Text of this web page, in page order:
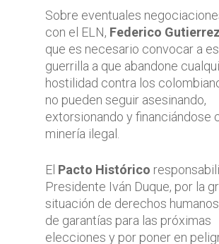
Sobre eventuales
con el ELN, Federico Gutierrez
que es necesario convocar a
guerrilla a que abandone
hostilidad contra los
no pueden seguir asesinando,
extorsionando y financiándose
minería ilegal.
El Pacto Histórico
Presidente Iván Duque, por la
situación de derechos
de garantías para las próximas
elecciones y por poner en